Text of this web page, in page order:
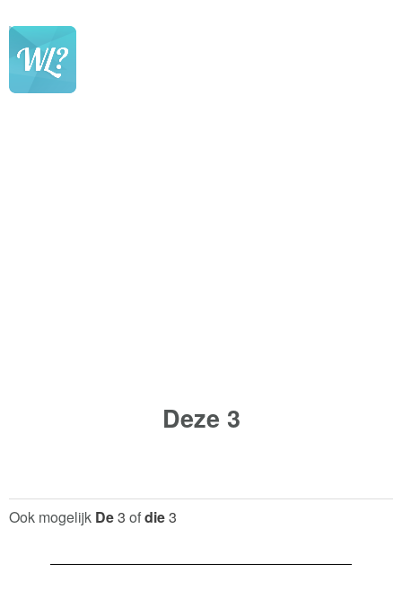
Deze 3
Ook mogelijk De3 ofdie3